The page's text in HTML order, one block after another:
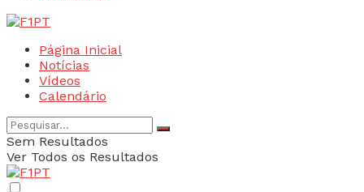
Página Inicial
Notícias
Vídeos
Calendário
Sem Resultados
Ver Todos os Resultados